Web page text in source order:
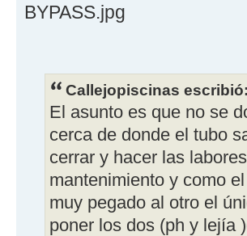
BYPASS.jpg
Callejopiscinas escribió:
El asunto es que no se
cerca de donde el tubo
cerrar y hacer las
mantenimiento y como
muy pegado al otro el
poner los dos (ph y lejía